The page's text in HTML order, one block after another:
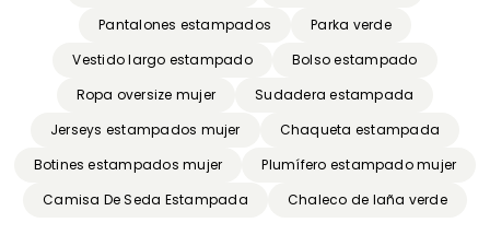
Pantalones estampados
Parka verde
Vestido largo estampado
Bolso estampado
Ropa oversize mujer
Sudadera estampada
Jerseys estampados mujer
Chaqueta estampada
Botines estampados mujer
Plumífero estampado mujer
Camisa De Seda Estampada
Chaleco de laña verde